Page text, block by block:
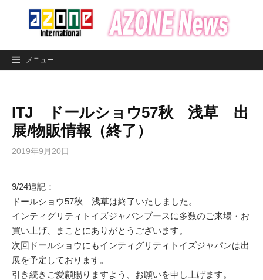
ン
メニュー
ITJ ドールショウ57秋 浅草 出
展/物販情報（終了）
2019年9月20日
9/24追記：
ドールショウ57秋 浅草は終了いたしました。
インティグリティトイズジャパンブースに多数のご来場・お
買い上げ、まことにありがとうございます。
次回ドールショウにもインティグリティトイズジャパンは出
展を予定しております。
引き続きご愛顧賜りますよう、お願いを申し上げます。